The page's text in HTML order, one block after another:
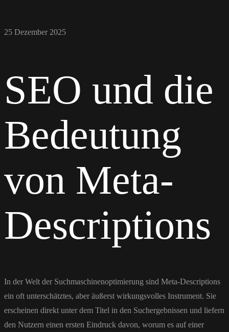
25 Dezember 2025
SEO und die
Bedeutung
von Meta-
Descriptions
In der Welt der Suchmaschinenoptimierung sind Meta-Descriptions
ein oft unterschätztes, aber äußerst wirkungsvolles Instrument. Sie
erscheinen direkt unter dem Titel in den Suchergebnissen und liefern
den Nutzern einen ersten Eindruck davon, worum es auf einer